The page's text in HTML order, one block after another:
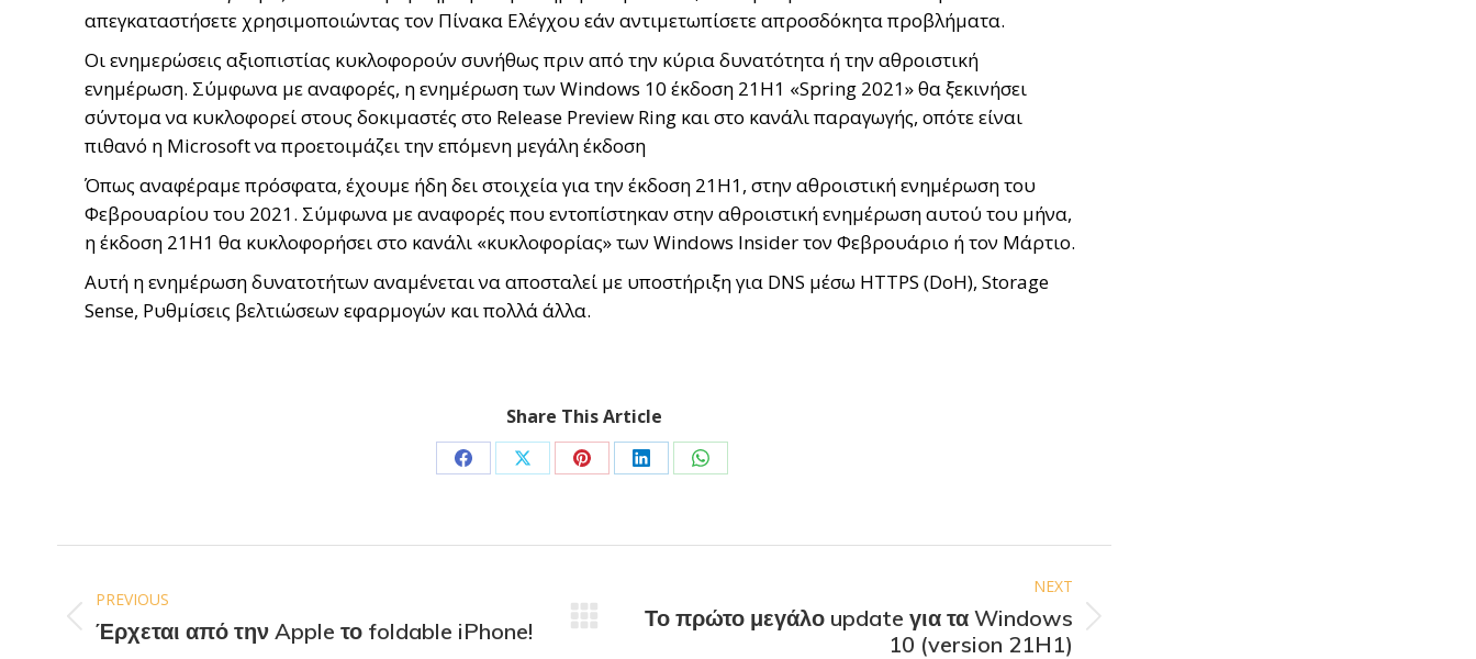
απεγκαταστήσετε χρησιμοποιώντας τον Πίνακα Ελέγχου εάν αντιμετωπίσετε απροσδόκητα προβλήματα.
Οι ενημερώσεις αξιοπιστίας κυκλοφορούν συνήθως πριν από την κύρια δυνατότητα ή την αθροιστική
ενημέρωση. Σύμφωνα με αναφορές, η ενημέρωση των Windows 10 έκδοση 21H1 «Spring 2021» θα ξεκινήσει
σύντομα να κυκλοφορεί στους δοκιμαστές στο Release Preview Ring και στο κανάλι παραγωγής, οπότε είναι
πιθανό η Microsoft να προετοιμάζει την επόμενη μεγάλη έκδοση
Όπως αναφέραμε πρόσφατα, έχουμε ήδη δει στοιχεία για την έκδοση 21H1, στην αθροιστική ενημέρωση του
Φεβρουαρίου του 2021. Σύμφωνα με αναφορές που εντοπίστηκαν στην αθροιστική ενημέρωση αυτού του μήνα,
η έκδοση 21H1 θα κυκλοφορήσει στο κανάλι «κυκλοφορίας» των Windows Insider τον Φεβρουάριο ή τον Μάρτιο.
Αυτή η ενημέρωση δυνατοτήτων αναμένεται να αποσταλεί με υποστήριξη για DNS μέσω HTTPS (DoH), Storage
Sense, Ρυθμίσεις βελτιώσεων εφαρμογών και πολλά άλλα.
Share This Article
PREVIOUS
Έρχεται από την Apple το foldable iPhone!
NEXT
Το πρώτο μεγάλο update για τα Windows
10 (version 21H1)